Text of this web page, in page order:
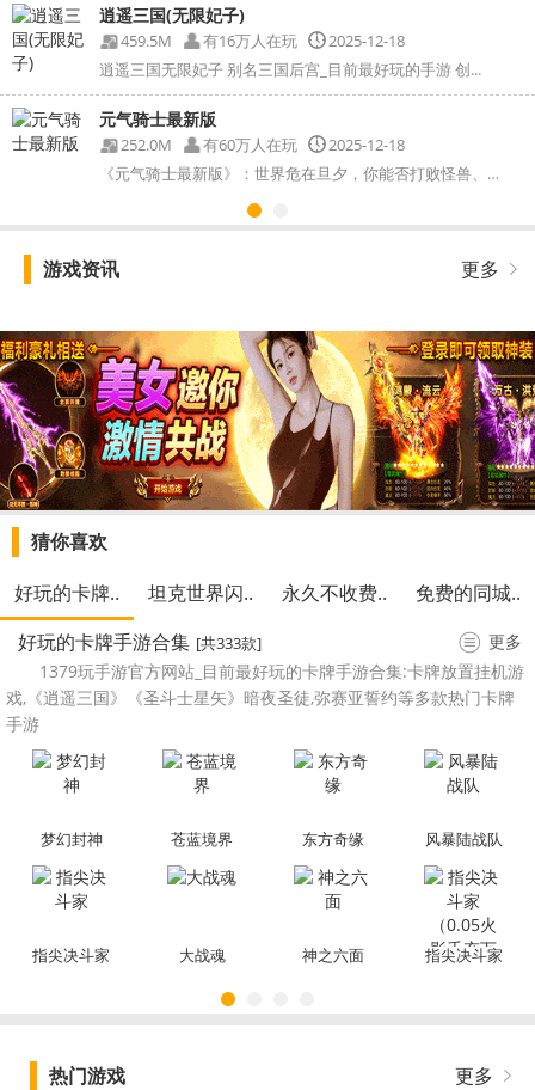
逍遥三国(无限妃子)
459.5M 有16万人在玩
2025-12-18
逍遥三国无限妃子 别名三国后宫_目前最好玩的手游 创...
元气骑士最新版
252.0M 有60万人在玩
2025-12-18
《元气骑士最新版》：世界危在旦夕，你能否打败怪兽、守护...
游戏资讯 更多
猜你喜欢
好玩的卡牌..
坦克世界闪.. 永久不收费..
免费的同城..
好玩的卡牌手游合集 [共333款]
更多
1379玩手游官方网站_目前最好玩的卡牌手游合集:卡牌放置挂机游
戏,《逍遥三国》《圣斗士星矢》暗夜圣徒,弥赛亚誓约等多款热门卡牌
手游
梦幻封神 苍蓝境界 东方奇缘 风暴陆战队
指尖决斗家 大战魂 神之六面 指尖决斗家
热门游戏 更多